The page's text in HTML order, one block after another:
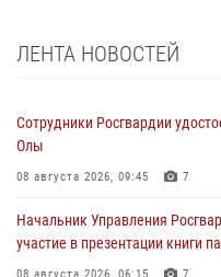
ЛЕНТА НОВОСТЕЙ
Сотрудники Росгвардии
Олы
08 августа 2026, 09:45 7
Начальник Управления
участие в презентации книги
08 августа 2026, 06:15 7